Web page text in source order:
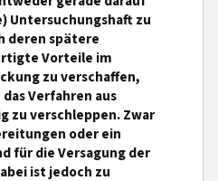
Untersuchungshaft zu
deren spätere
Vorteile im
zu verschaffen,
Verfahren aus
zu verschleppen. Zwar
oder ein
für die Versagung der
ist jedoch zu